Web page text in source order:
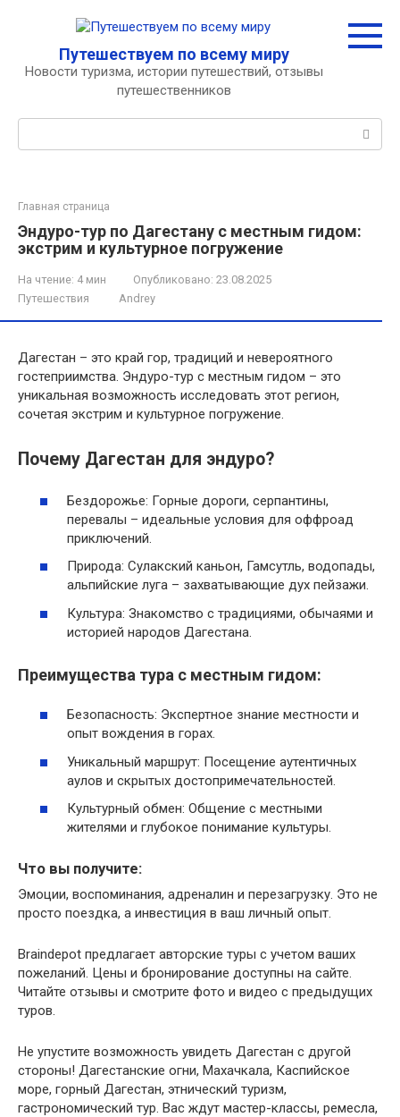
Путешествуем по всему миру
Новости туризма, истории путешествий, отзывы
путешественников
Главная страница
Эндуро-тур по Дагестану с местным гидом:
экстрим и культурное погружение
На чтение: 4 мин Опубликовано: 23.08.2025
Путешествия
Andrey
Дагестан – это край гор, традиций и невероятного
гостеприимства. Эндуро-тур с местным гидом – это
уникальная возможность исследовать этот регион,
сочетая экстрим и культурное погружение.
Почему Дагестан для эндуро?
Бездорожье: Горные дороги, серпантины,
перевалы – идеальные условия для оффроад
приключений.
Природа: Сулакский каньон, Гамсутль, водопады,
альпийские луга – захватывающие дух пейзажи.
Культура: Знакомство с традициями, обычаями и
историей народов Дагестана.
Преимущества тура с местным гидом:
Безопасность: Экспертное знание местности и
опыт вождения в горах.
Уникальный маршрут: Посещение аутентичных
аулов и скрытых достопримечательностей.
Культурный обмен: Общение с местными
жителями и глубокое понимание культуры.
Что вы получите:
Эмоции, воспоминания, адреналин и перезагрузку. Это не
просто поездка, а инвестиция в ваш личный опыт.
Braindepot предлагает авторские туры с учетом ваших
пожеланий. Цены и бронирование доступны на сайте.
Читайте отзывы и смотрите фото и видео с предыдущих
туров.
Не упустите возможность увидеть Дагестан с другой
стороны! Дагестанские огни, Махачкала, Каспийское
море, горный Дагестан, этнический туризм,
гастрономический тур. Вас ждут мастер-классы, ремесла,